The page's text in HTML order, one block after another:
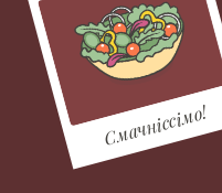
Смачніссімо!